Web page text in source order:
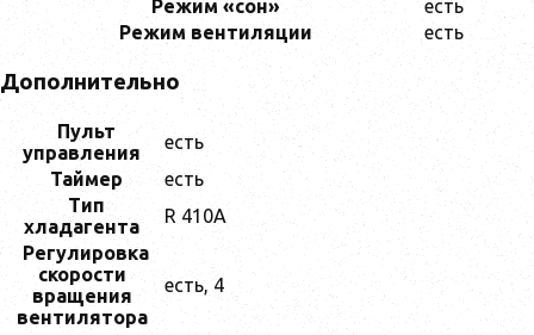
Режим «сон»
есть
Режим вентиляции
есть
Дополнительно
Пульт
управления
есть
Таймер
есть
Тип
хладагента
R 410A
Регулировка
скорости
вращения
вентилятора
есть, 4